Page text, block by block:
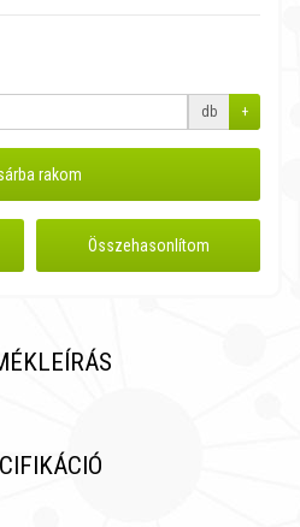
db +
rakom
Összehasonlítom